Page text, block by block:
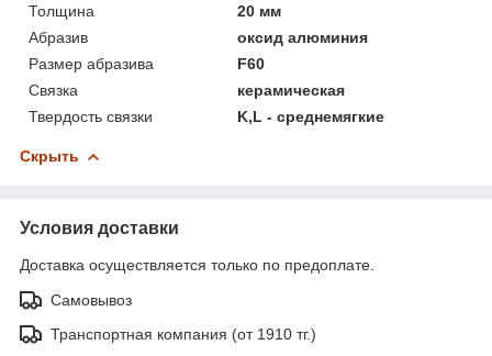
Толщина
20 мм
Абразив
оксид алюминия
Размер абразива
F60
Связка
керамическая
Твердость связки
K,L - среднемягкие
Скрыть
Условия доставки
Доставка осуществляется только по предоплате.
Самовывоз
Транспортная компания (от 1910 тг.)